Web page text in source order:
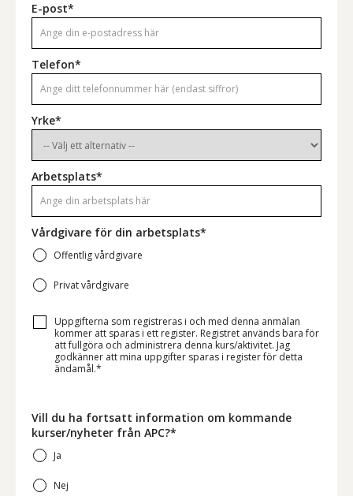
E-post*
Telefon*
Yrke*
Arbetsplats*
Vårdgivare för din arbetsplats*
Offentlig vårdgivare
Privat vårdgivare
Uppgifterna som registreras i och med denna anmälan
kommer att sparas i ett register. Registret används bara för
att fullgöra och administrera denna kurs/aktivitet. Jag
godkänner att mina uppgifter sparas i register för detta
ändamål.*
Vill du ha fortsatt information om kommande
kurser/nyheter från APC?*
Ja
Nej